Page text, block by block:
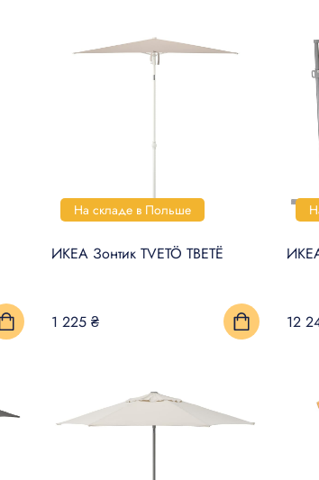
На складе в Польше
ИКЕА Зонтик TVETÖ ТВЕТЁ
1 225 ₴ 12